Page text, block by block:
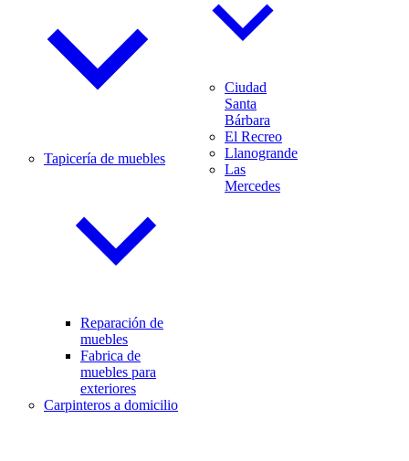
Tapicería de muebles
Reparación de
muebles
Fabrica de
muebles para
exteriores
Carpinteros a domicilio
Ciudad
Santa
Bárbara
El Recreo
Llanogrande
Las
Mercedes